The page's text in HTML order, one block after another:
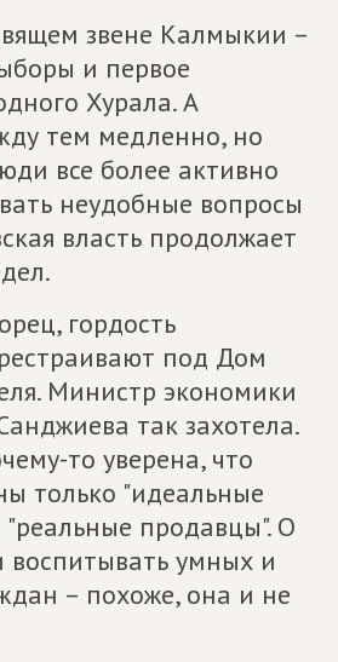
звене Калмыкии –
и первое
Хурала. А
тем медленно, но
все более активно
неудобные вопросы
власть продолжает
гордость
под Дом
Министр экономики
так захотела.
то уверена, что
только "идеальные
"реальные продавцы". О
воспитывать умных и
– похоже, она и не